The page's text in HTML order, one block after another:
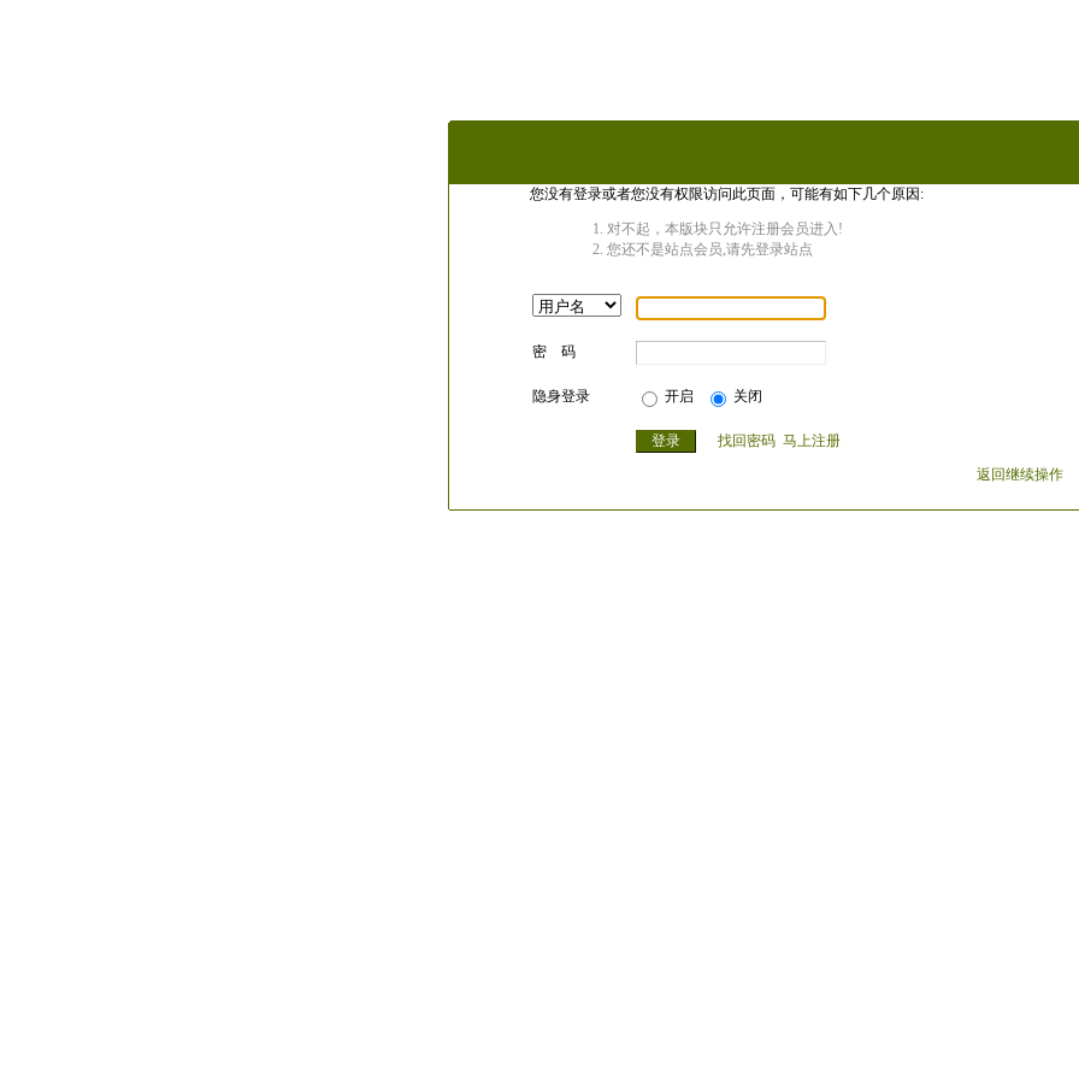
您没有登录或者您没有权限访问此页面，可能有如下几个原因:
对不起，本版块只允许注册会员进入!
您还不是站点会员,请先登录站点
密 码
隐身登录 开启 关闭
找回密码 马上注册
返回继续操作